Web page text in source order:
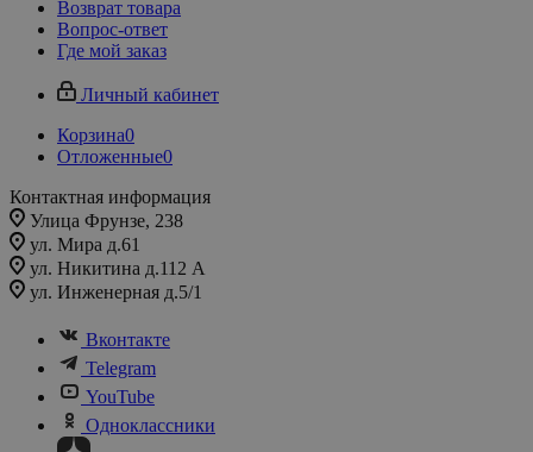
Возврат товара
Вопрос-ответ
Где мой заказ
Личный кабинет
Корзина0
Отложенные0
Контактная информация
Улица Фрунзе, 238​
ул. Мира д.61
ул. Никитина д.112 А
ул. Инженерная д.5/1
Вконтакте
Telegram
YouTube
Одноклассники